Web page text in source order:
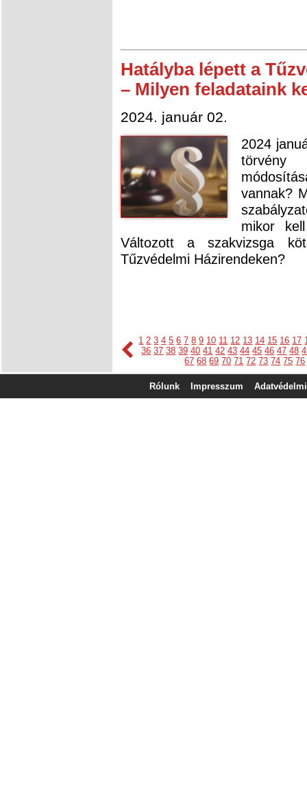
Hatályba lépett a
– Milyen feladataink
2024. január 02.
2024
törvény
vannak?
mikor
Változott a szakvizsga
Tűzvédelmi Házirendeken?
1 2 3 4 5 6 7 8 9 10 11 12 13 14 15 16 17
36 37 38 39 40 41 42 43 44 45 46 47 48
67 68 69 70 71 72 73 74 75 76
Rólunk Impresszum